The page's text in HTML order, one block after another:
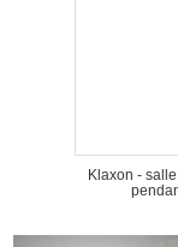
Klaxon -